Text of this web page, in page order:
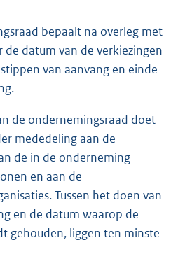
bepaalt na overleg met
de datum van de verkiezingen
van aanvang en einde
de ondernemingsraad doet
mededeling aan de
de in de onderneming
en aan de
Tussen het doen van
en de datum waarop de
gehouden, liggen ten minste